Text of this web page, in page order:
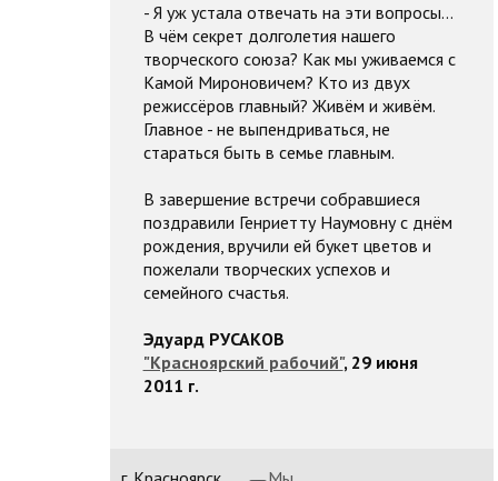
- Я уж устала отвечать на эти вопросы...
В чём секрет долголетия нашего
творческого союза? Как мы уживаемся с
Камой Мироновичем? Кто из двух
режиссёров главный? Живём и живём.
Главное - не выпендриваться, не
стараться быть в семье главным.
В завершение встречи собравшиеся
поздравили Генриетту Наумовну с днём
рождения, вручили ей букет цветов и
пожелали творческих успехов и
семейного счастья.
Эдуард РУСАКОВ
"Красноярский рабочий", 29 июня
2011 г.